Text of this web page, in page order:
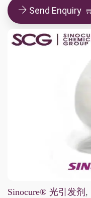
Send Enquiry
Sinocure® 光引发剂 ,